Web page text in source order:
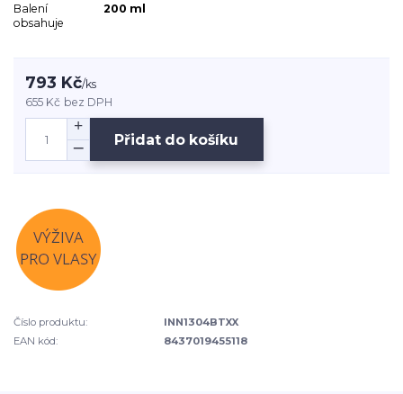
Balení
obsahuje
200 ml
793 Kč/ks
655 Kč bez DPH
Přidat do košíku
Číslo produktu:
INN1304BTXX
EAN kód:
8437019455118